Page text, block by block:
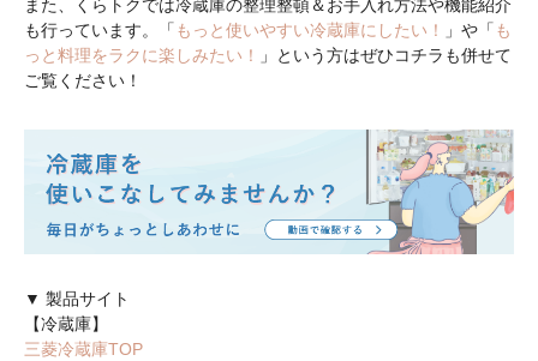
また、くらトクでは冷蔵庫の整理整頓＆お手入れ方法や機能紹介
も行っています。「もっと使いやすい冷蔵庫にしたい！ 」や「も
っと料理をラクに楽しみたい！
」という方はぜひコチラも併せて
ご覧ください！
▼ 製品サイト
【冷蔵庫】
三菱冷蔵庫TOP